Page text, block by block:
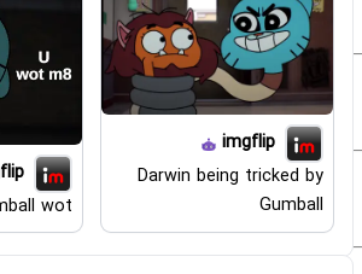
imgflip
Darwin being tricked by
Gumball
wot?